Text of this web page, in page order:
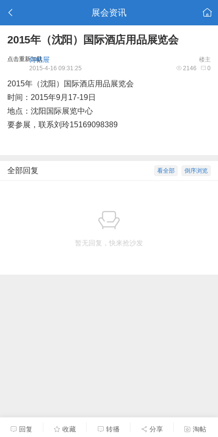
展会资讯
2015年（沈阳）国际酒店用品展览会
点击重新加载 楼主
何帖屉
2146 0
2015-4-16 09:31:25
2015年（沈阳）国际酒店用品展览会
时间：2015年9月17-19日
地点：沈阳国际展览中心
要参展，联系刘玲15169098389
倒序浏览
看全部
全部回复
暂无回复，快来抢沙发
回复 收藏 转播 分享 淘帖